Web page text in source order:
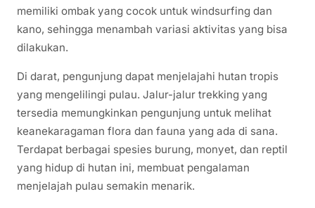
memiliki ombak yang cocok untuk windsurfing dan
kano, sehingga menambah variasi aktivitas yang bisa
dilakukan.
Di darat, pengunjung dapat menjelajahi hutan tropis
yang mengelilingi pulau. Jalur-jalur trekking yang
tersedia memungkinkan pengunjung untuk melihat
keanekaragaman flora dan fauna yang ada di sana.
Terdapat berbagai spesies burung, monyet, dan reptil
yang hidup di hutan ini, membuat pengalaman
menjelajah pulau semakin menarik.